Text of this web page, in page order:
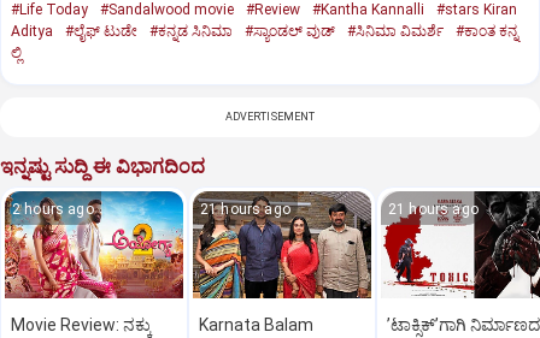
#Life Today #Sandalwood movie #Review #Kantha Kannalli
#stars Kiran
Aditya
#ಲೈಫ್‌ ಟುಡೇ #ಕನ್ನಡ ಸಿನಿಮಾ #ಸ್ಯಾಂಡಲ್‌ ವುಡ್‌ #ಸಿನಿಮಾ ವಿಮರ್ಶೆ
#ಕಾಂತ ಕನ್ನ
ಲ್ಲಿ
ADVERTISEMENT
ಇನ್ನಷ್ಟು ಸುದ್ದಿ ಈ ವಿಭಾಗದಿಂದ
2 hours ago
Movie Review: ನಕ್ಕು
21 hours ago
Karnata Balam
21 hours ago
ʼಟಾಕ್ಸಿಕ್‌ʼಗಾಗಿ ನಿರ್ಮಾಣದ